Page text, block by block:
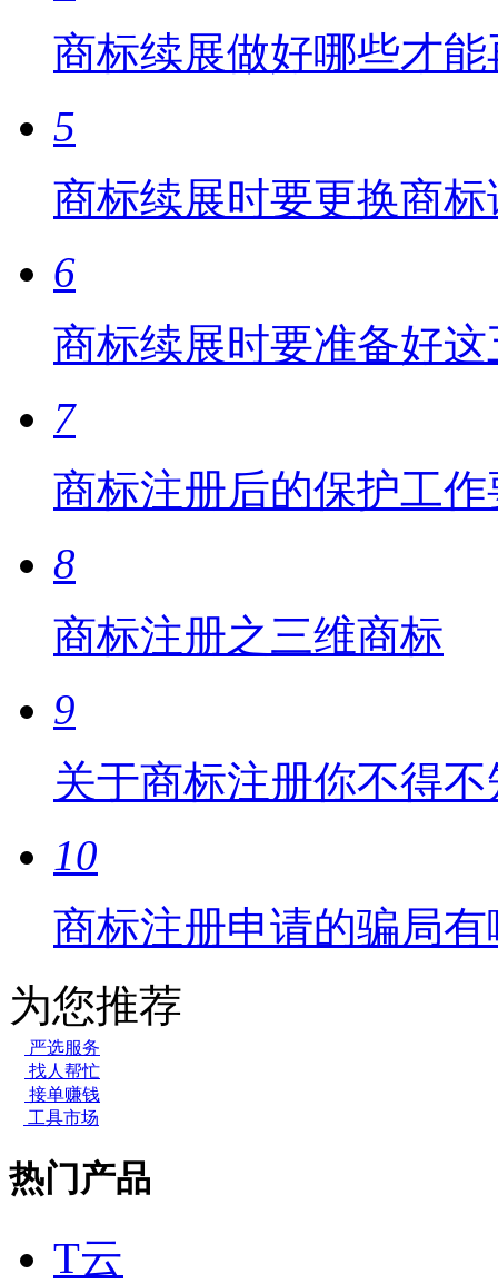
商标续展做好哪些才
5
商标续展时要更换商
6
商标续展时要准备好
7
商标注册后的保护工
8
商标注册之三维商标
9
关于商标注册你不得
10
商标注册申请的骗局有
为您推荐
严选服务
找人帮忙
接单赚钱
工具市场
热门产品
T云